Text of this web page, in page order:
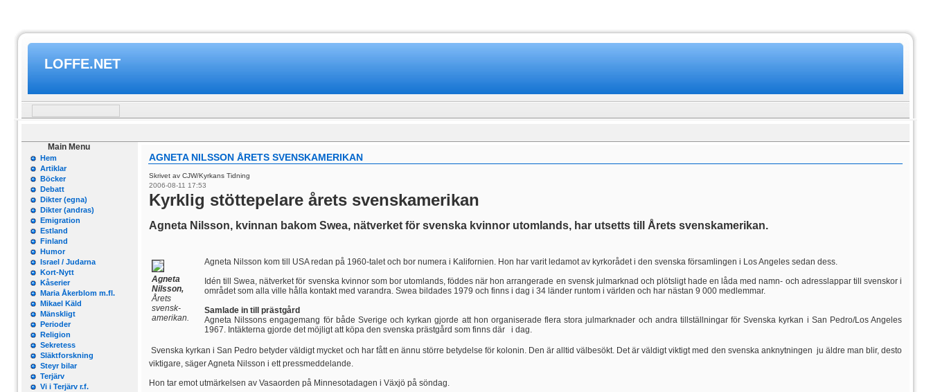
LOFFE.NET
Main Menu
Hem
Artiklar
Böcker
Debatt
Dikter (egna)
Dikter (andras)
Emigration
Estland
Finland
Humor
Israel / Judarna
Kort-Nytt
Kåserier
Maria Åkerblom m.fl.
Mikael Käld
Mänskligt
Perioder
Religion
Sekretess
Släktforskning
Steyr bilar
Terjärv
Vi i Terjärv r.f.
AGNETA NILSSON ÅRETS SVENSKAMERIKAN
Skrivet av CJW/Kyrkans Tidning
2006-08-11 17:53
Kyrklig stöttepelare årets svenskamerikan
Agneta Nilsson, kvinnan bakom Swea, nätverket för svenska kvinnor utomlands, har utsetts till Årets svenskamerikan.
Agneta
Nilsson,
Årets
svensk-
amerikan.
Agneta Nilsson kom till USA redan på 1960-talet och bor numera i Kalifornien. Hon har varit ledamot av kyrkorådet i den svenska församlingen i Los Angeles sedan dess.
Idén till Swea, nätverket för svenska kvinnor som bor utomlands, föddes när hon arrangerade en svensk julmarknad och plötsligt hade en låda med namn- och adresslappar till svenskor i
området som alla ville hålla kontakt med varandra. Swea bildades 1979 och finns i dag i 34 länder runtom i världen och har nästan 9 000 medlemmar.
Samlade in till prästgård
Agneta Nilssons engagemang för både Sverige och kyrkan gjorde att hon organiserade flera stora julmarknader och andra tillställningar för Svenska kyrkan i San Pedro/Los Angeles
1967. Intäkterna gjorde det möjligt att köpa den svenska prästgård som finns där i dag.
 Svenska kyrkan i San Pedro betyder väldigt mycket och har fått en ännu större betydelse för kolonin. Den är alltid välbesökt. Det är väldigt viktigt med den svenska anknytningen  ju äldre man blir, desto
viktigare, säger Agneta Nilsson i ett pressmeddelande.
Hon tar emot utmärkelsen av Vasaorden på Minnesotadagen i Växjö på söndag.